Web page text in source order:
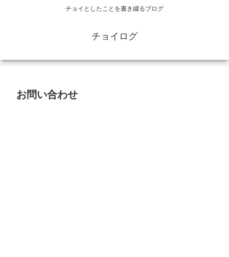
チョイとしたことを書き綴るブログ
チョイログ
お問い合わせ